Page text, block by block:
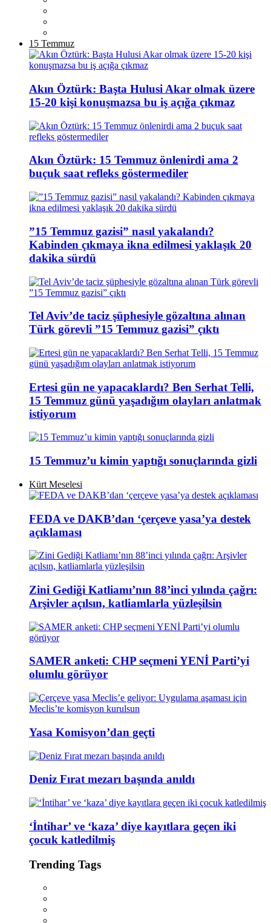
15 Temmuz
Akın Öztürk: Başta Hulusi Akar olmak üzere
15-20 kişi konuşmazsa bu iş açığa çıkmaz
Akın Öztürk: 15 Temmuz önlenirdi ama 2
buçuk saat refleks göstermediler
”15 Temmuz gazisi” nasıl yakalandı?
Kabinden çıkmaya ikna edilmesi yaklaşık 20
dakika sürdü
Tel Aviv’de taciz şüphesiyle gözaltına alınan
Türk görevli ”15 Temmuz gazisi” çıktı
Ertesi gün ne yapacaklardı? Ben Serhat Telli,
15 Temmuz günü yaşadığım olayları anlatmak
istiyorum
15 Temmuz’u kimin yaptığı sonuçlarında gizli
Kürt Meselesi
FEDA ve DAKB’dan ‘çerçeve yasa’ya destek
açıklaması
Zini Gediği Katliamı’nın 88’inci yılında çağrı:
Arşivler açılsın, katliamlarla yüzleşilsin
SAMER anketi: CHP seçmeni YENİ Parti’yi
olumlu görüyor
Yasa Komisyon’dan geçti
Deniz Fırat mezarı başında anıldı
‘İntihar’ ve ‘kaza’ diye kayıtlara geçen iki
çocuk katledilmiş
Trending Tags